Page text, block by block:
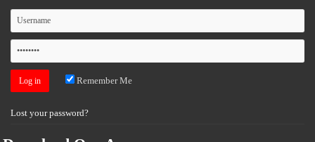
Remember Me
Lost your password?